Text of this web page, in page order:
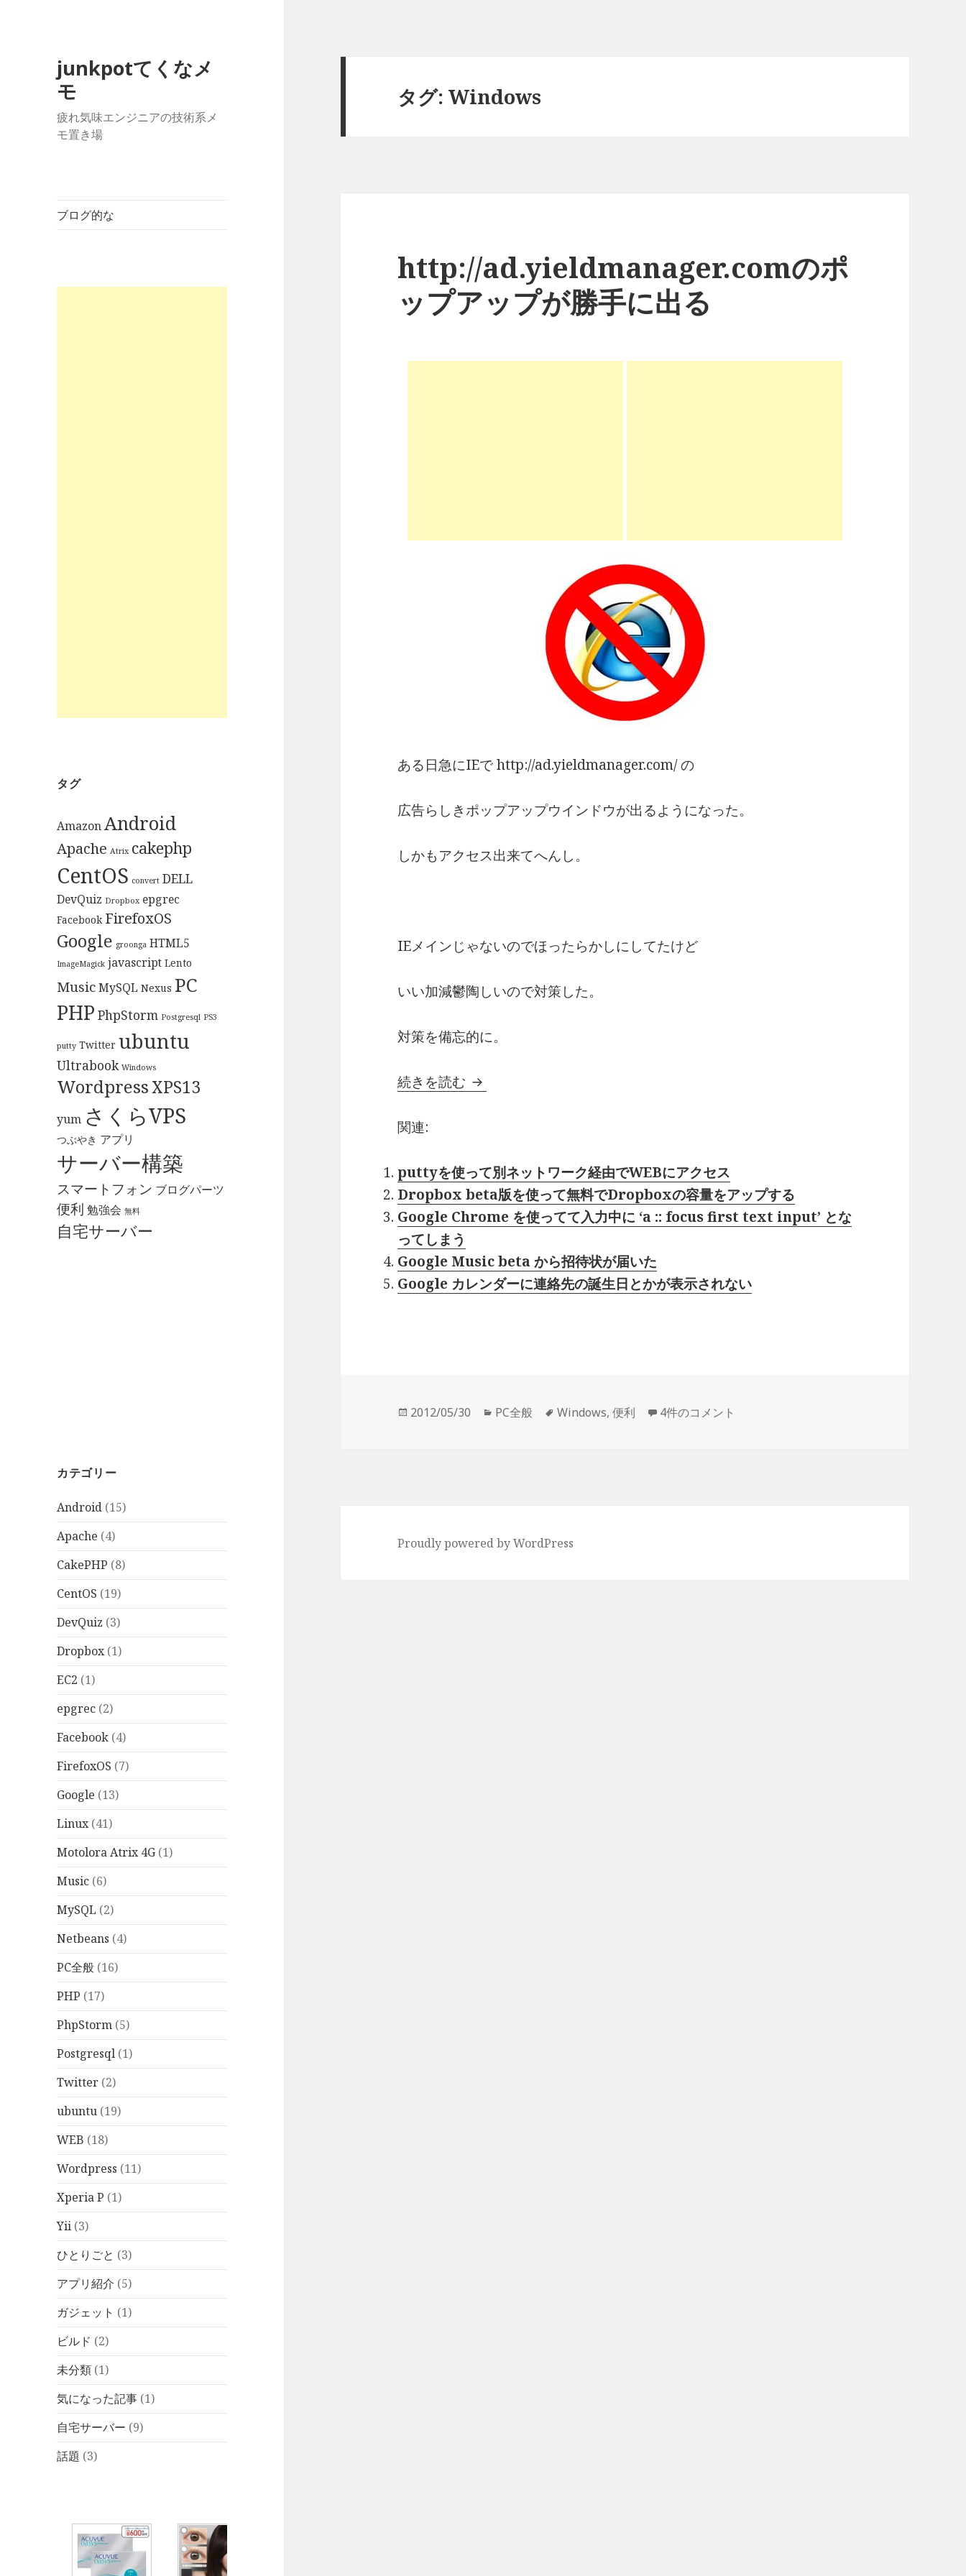
junkpotてくなメ
モ
疲れ気味エンジニアの技術系メ
モ置き場
ブログ的な
タグ
AmazonAndroid
Apache Atrix cakephp
CentOS convert DELL
DevQuiz Dropbox epgrec
Facebook FirefoxOS
Google groonga HTML5
ImageMagick javascript Lento
MusicMySQL Nexus PC
PHP PhpStorm Postgresql PS3
putty Twitter ubuntu
Ultrabook Windows
WordpressXPS13
yum さくらVPS
つぶやき アプリ
サーバー構築
スマートフォン ブログパーツ
便利 勉強会 無料
自宅サーバー
カテゴリー
Android (15)
Apache (4)
CakePHP (8)
CentOS (19)
DevQuiz (3)
Dropbox(1)
EC2 (1)
epgrec (2)
Facebook (4)
FirefoxOS (7)
Google (13)
Linux(41)
Motolora Atrix 4G (1)
Music (6)
MySQL (2)
Netbeans (4)
PC全般 (16)
PHP (17)
PhpStorm (5)
Postgresql (1)
Twitter (2)
ubuntu (19)
WEB (18)
Wordpress (11)
Xperia P (1)
Yii (3)
ひとりごと (3)
アプリ紹介 (5)
ガジェット (1)
ビルド (2)
未分類 (1)
気になった記事 (1)
自宅サーバー (9)
話題 (3)
タグ:Windows
http://ad.yieldmanager.comのポ
ップアップが勝手に出る
ある日急にIEで http://ad.yieldmanager.com/ の
広告らしきポップアップウインドウが出るようになった。
しかもアクセス出来てへんし。
IEメインじゃないのでほったらかしにしてたけど
いい加減鬱陶しいので対策した。
対策を備忘的に。
続きを読む http://ad.yieldmanager.comのポップアップが勝手に出る
関連:
puttyを使って別ネットワーク経由でWEBにアクセス
Dropbox beta版を使って無料でDropboxの容量をアップする
Google Chrome を使ってて入力中に ‘a :: focus first text input’ とな
ってしまう
Google Music beta から招待状が届いた
Google カレンダーに連絡先の誕生日とかが表示されない
投
2012/05/30
カ
PC全般
タ
Windows,便利 http://ad.yieldmanager.comのポップアップが勝手に出る
4件のコメント
Proudly powered by WordPress